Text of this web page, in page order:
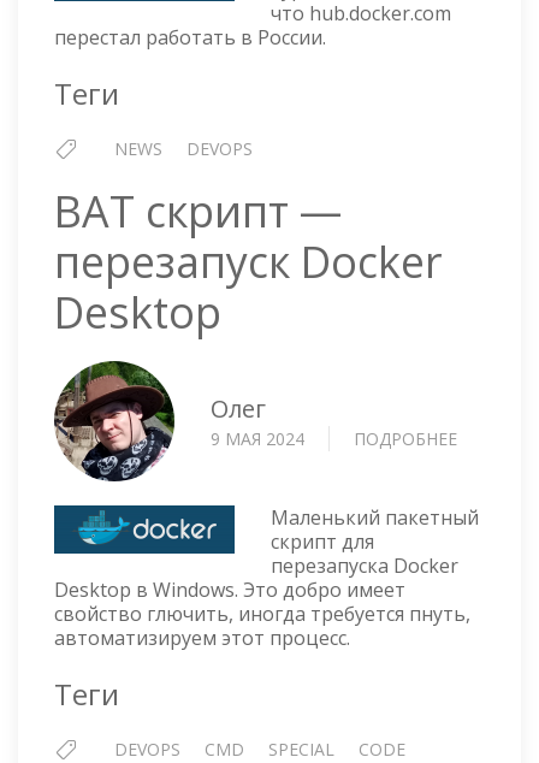
что hub.docker.com
перестал работать в России.
Теги
NEWS DEVOPS
BAT скрипт —
перезапуск Docker
Desktop
Олег
9 МАЯ 2024 ПОДРОБНЕЕ
—
DOCKER
Маленький пакетный
скрипт для
перезапуска Docker
Desktop в Windows. Это добро имеет
свойство глючить, иногда требуется пнуть,
автоматизируем этот процесс.
Теги
DEVOPS CMD SPECIAL CODE